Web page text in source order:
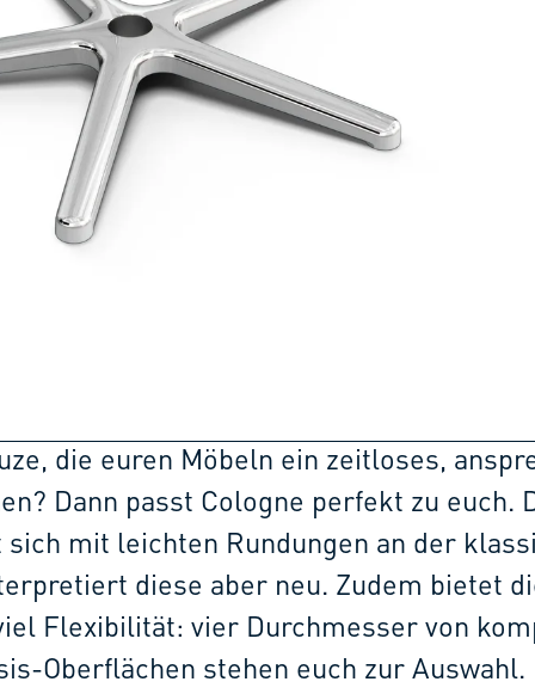
die euren Möbeln ein zeitloses,
Dann passt Cologne perfekt zu euch.
mit leichten Rundungen an der
diese aber neu. Zudem bietet
Flexibilität: vier Durchmesser von
Oberflächen stehen euch zur Auswahl.